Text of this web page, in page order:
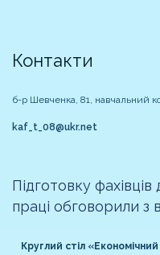
Контакти
б-р Шевченка, 81, навчальний
kaf_t_08@ukr.net
Підготовку
праці обговорили з
Круглий стіл